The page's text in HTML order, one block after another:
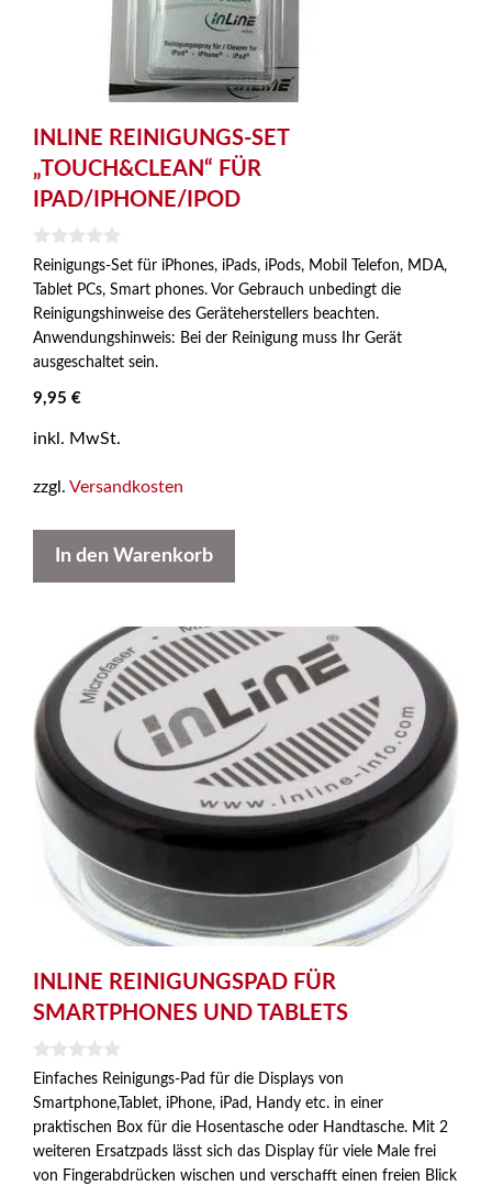
INLINE REINIGUNGS-SET
„TOUCH&CLEAN“ FÜR
IPAD/IPHONE/IPOD
0
o
n
Reinigungs-Set für iPhones, iPads, iPods, Mobil Telefon, MDA,
Tablet PCs, Smart phones. Vor Gebrauch unbedingt die
Reinigungshinweise des Geräteherstellers beachten.
Anwendungshinweis: Bei der Reinigung muss Ihr Gerät
ausgeschaltet sein.
9,95 €
inkl. MwSt.
zzgl. Versandkosten
In den Warenkorb
INLINE REINIGUNGSPAD FÜR
SMARTPHONES UND TABLETS
0
o
n
5
Einfaches Reinigungs-Pad für die Displays von
Smartphone,Tablet, iPhone, iPad, Handy etc. in einer
praktischen Box für die Hosentasche oder Handtasche. Mit 2
weiteren Ersatzpads lässt sich das Display für viele Male frei
von Fingerabdrücken wischen und verschafft einen freien Blick